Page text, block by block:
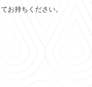
お持ちください。